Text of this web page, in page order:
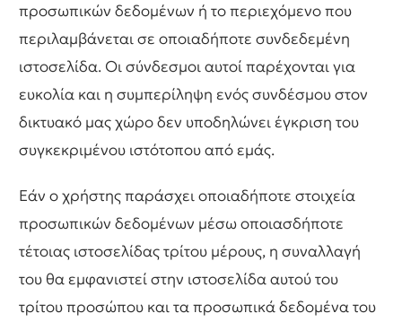
προσωπικών δεδομένων ή το περιεχόμενο που
περιλαμβάνεται σε οποιαδήποτε συνδεδεμένη
ιστοσελίδα. Οι σύνδεσμοι αυτοί παρέχονται για
ευκολία και η συμπερίληψη ενός συνδέσμου στον
δικτυακό μας χώρο δεν υποδηλώνει έγκριση του
συγκεκριμένου ιστότοπου από εμάς.
Εάν ο χρήστης παράσχει οποιαδήποτε στοιχεία
προσωπικών δεδομένων μέσω οποιασδήποτε
τέτοιας ιστοσελίδας τρίτου μέρους, η συναλλαγή
του θα εμφανιστεί στην ιστοσελίδα αυτού του
τρίτου προσώπου και τα προσωπικά δεδομένα του